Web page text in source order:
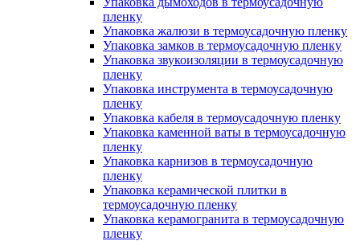
пленку
Упаковка жалюзи в термоусадочную пленку
Упаковка замков в термоусадочную пленку
Упаковка звукоизоляции в термоусадочную
пленку
Упаковка инструмента в термоусадочную
пленку
Упаковка кабеля в термоусадочную пленку
Упаковка каменной ваты в термоусадочную
пленку
Упаковка карнизов в термоусадочную
пленку
Упаковка керамической плитки в
термоусадочную пленку
Упаковка керамогранита в термоусадочную
пленку